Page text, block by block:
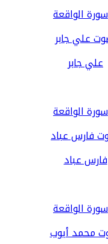
علي جابر
فارس عباد